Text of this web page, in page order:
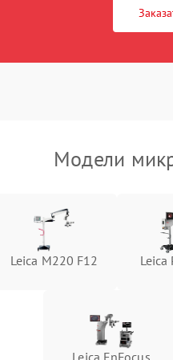
Модели
Leica M220 F12 Leica
Leica EnFocus